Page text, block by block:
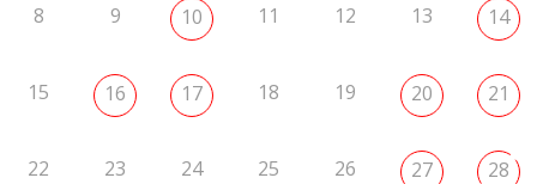
8 9 10 11 12 13 14
15 16 17 18 19 20 21
22 23 24 25 26 27 28